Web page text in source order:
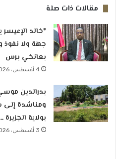
مقالات ذات صلة
*خالد الإعيسر
جهة ولا نفوذ
بعانخي برس
4 أغسطس، 2026
بدرالدين
ومناشدة إلى
بولاية
3 أغسطس، 2026